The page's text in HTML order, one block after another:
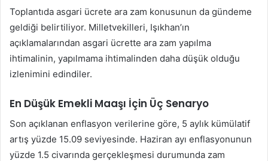
Toplantıda asgari ücrete ara zam konusunun da gündeme
geldiği belirtiliyor. Milletvekilleri, Işıkhan’ın
açıklamalarından asgari ücrette ara zam yapılma
ihtimalinin, yapılmama ihtimalinden daha düşük olduğu
izlenimini edindiler.
En Düşük Emekli Maaşı İçin Üç Senaryo
Son açıklanan enflasyon verilerine göre, 5 aylık kümülatif
artış yüzde 15.09 seviyesinde. Haziran ayı enflasyonunun
yüzde 1.5 civarında gerçekleşmesi durumunda zam